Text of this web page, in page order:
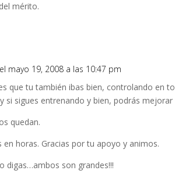
mérito.
el mayo 19, 2008 a las 10:47 pm
que tu también ibas bien, controlando en
si sigues entrenando y bien, podrás
quedan.
en horas. Gracias por tu apoyo y animos.
digas…ambos son grandes!!!